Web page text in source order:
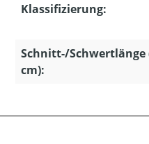
Klassifizierung:
Schnitt-/Schwertlänge
cm):